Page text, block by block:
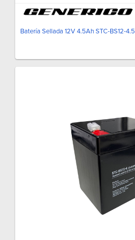
Batería Sellada 12V 4.5Ah STC-BS12-4.5